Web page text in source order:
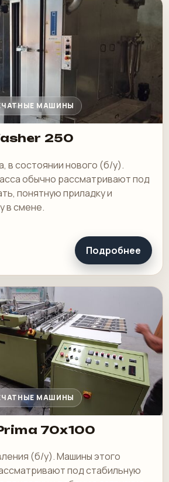
МАШИНЫ
250
в состоянии нового (б/у).
обычно рассматривают под
понятную приладку и
в смене.
Подробнее
МАШИНЫ
70x100
(б/у). Машины этого
под стабильную